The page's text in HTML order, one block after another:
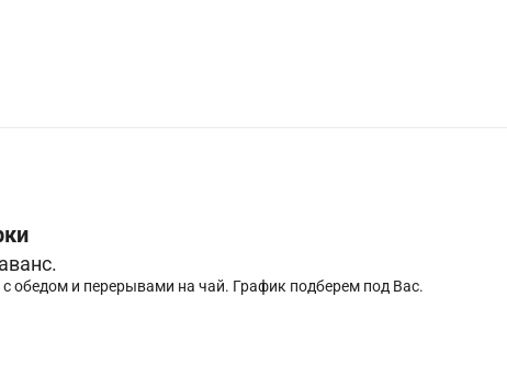
обедом и перерывами на чай. График подберем под Вас.